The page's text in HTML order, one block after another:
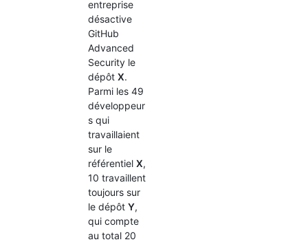
entreprise
désactive
GitHub
Advanced
Security le
dépôt X.
Parmi les 49
développeur
s qui
travaillaient
sur le
référentiel X,
10 travaillent
toujours sur
le dépôt Y,
qui compte
au total 20